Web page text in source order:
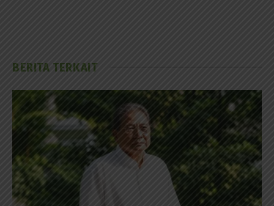
BERITA TERKAIT